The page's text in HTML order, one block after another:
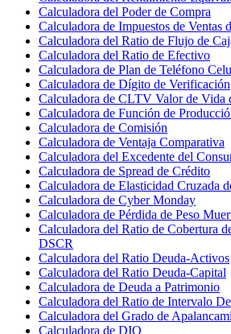
Calculadora del Poder de Compra
Calculadora de Impuestos de Ventas
Calculadora del Ratio de Flujo de
Calculadora del Ratio de Efectivo
Calculadora de Plan de Teléfono
Calculadora de Dígito de Verificación
Calculadora de CLTV Valor de Vida
Calculadora de Función de
Calculadora de Comisión
Calculadora de Ventaja Comparativa
Calculadora del Excedente del
Calculadora de Spread de Crédito
Calculadora de Elasticidad Cruzada
Calculadora de Cyber Monday
Calculadora de Pérdida de Peso
Calculadora del Ratio de Cobertura
DSCR
Calculadora del Ratio Deuda-Activos
Calculadora del Ratio Deuda-Capital
Calculadora de Deuda a Patrimonio
Calculadora del Ratio de Intervalo
Calculadora del Grado de
Calculadora de DIO